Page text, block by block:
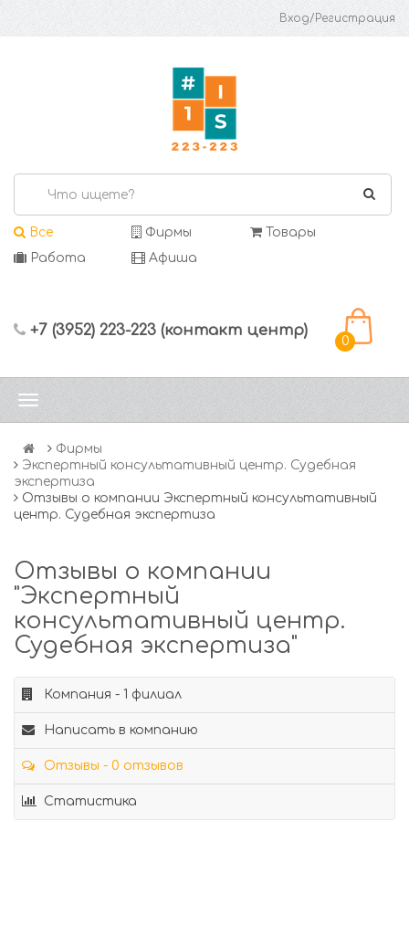
Вход/Регистрация
Все Фирмы
Товары
Работа
Афиша
+7 (3952) 223-223 (контакт центр)
0
Фирмы
Экспертный консультативный центр. Судебная
экспертиза
Отзывы о компании Экспертный консультативный
центр. Судебная экспертиза
Отзывы о компании
"Экспертный
консультативный центр.
Судебная экспертиза"
Компания - 1 филиал
Написать в компанию
Отзывы - 0 отзывов
Статистика